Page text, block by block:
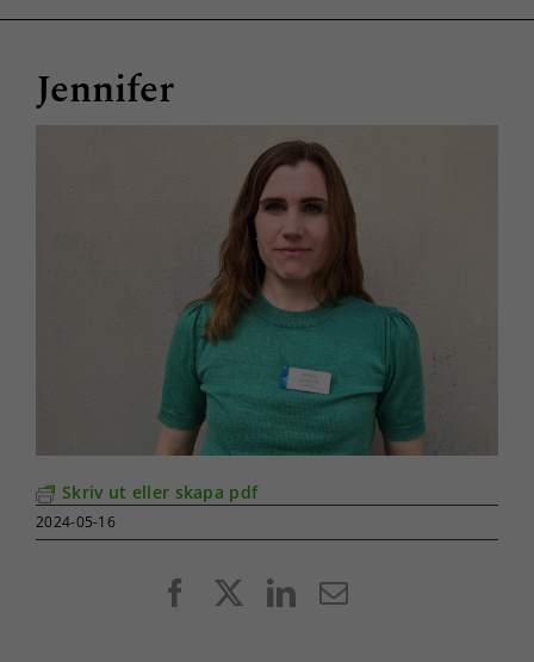
Jennifer
Skriv ut eller skapa pdf
2024-05-16
FacebookLinkedIn
E-